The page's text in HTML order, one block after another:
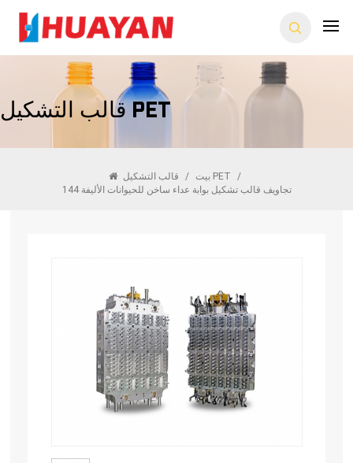
قالب التشكيل PET
بيت / قالب التشكيل PET
/
144 تجاويف قالب تشكيل بوابة عداء ساخن للحيوانات الأليفة